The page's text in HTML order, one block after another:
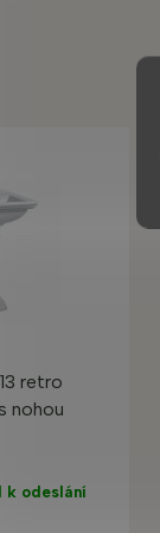
retro
nohou
k odeslání